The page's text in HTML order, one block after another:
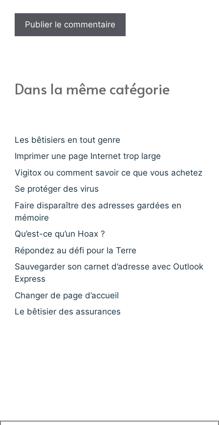
Dans la même catégorie
Les bêtisiers en tout genre
Imprimer une page Internet trop large
Vigitox ou comment savoir ce que vous achetez
Se protéger des virus
Faire disparaître des adresses gardées en
mémoire
Qu’est-ce qu’un Hoax ?
Répondez au défi pour la Terre
Sauvegarder son carnet d’adresse avec Outlook
Express
Changer de page d’accueil
Le bêtisier des assurances